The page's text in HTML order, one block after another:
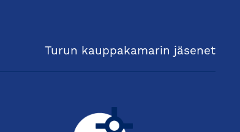
Turun kauppakamarin jäsenet